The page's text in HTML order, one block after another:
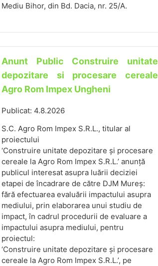
Mediu Bihor, din Bd. Dacia, nr. 25/A.
Anunt Public Construire unitate
depozitare si procesare cereale
Agro Rom Impex Ungheni
Publicat: 4.8.2026
S.C. Agro Rom Impex S.R.L., titular al
proiectului
‘Construire unitate depozitare și procesare
cereale la Agro Rom Impex S.R.L.’ anunță
publicul interesat asupra luării deciziei
etapei de încadrare de către DJM Mureș:
fără efectuarea evaluării impactului asupra
mediului, prin elaborarea unui studiu de
impact, în cadrul procedurii de evaluare a
impactului asupra mediului, pentru
proiectul:
‘Construire unitate depozitare și procesare
cereale la Agro Rom Impex S.R.L.’, pe